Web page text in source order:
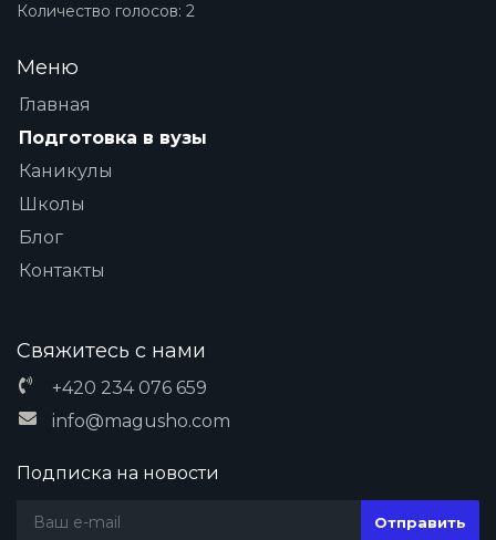
Количество голосов: 2
Меню
Главная
Подготовка в вузы
Каникулы
Школы
Блог
Контакты
Свяжитесь с нами
+420 234 076 659
info@magusho.com
Подписка на новости